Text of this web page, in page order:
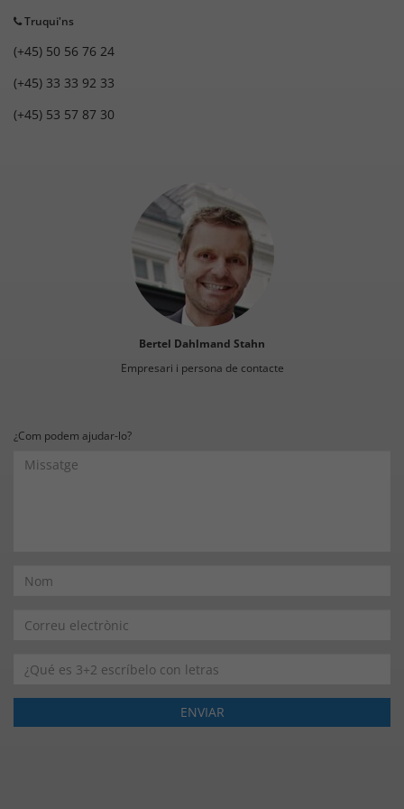
Truqui'ns
(+45) 50 56 76 24
(+45) 33 33 92 33
(+45) 53 57 87 30
Bertel Dahlmand Stahn
Empresari i persona de contacte
¿Com podem ajudar-lo?